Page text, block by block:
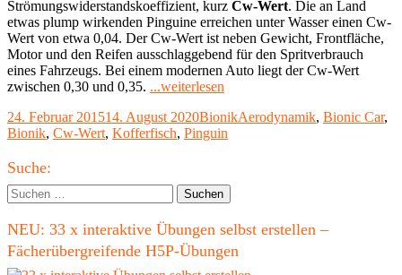
Strömungswiderstandskoeffizient, kurz Cw-Wert. Die an Land
etwas plump wirkenden Pinguine erreichen unter Wasser einen Cw-
Wert von etwa 0,04. Der Cw-Wert ist neben Gewicht, Frontfläche,
Motor und den Reifen ausschlaggebend für den Spritverbrauch
eines Fahrzeugs. Bei einem modernen Auto liegt der Cw-Wert
zwischen 0,30 und 0,35. ...weiterlesen
Veröffentlicht
am
24. Februar 201514. August 2020Kategorien
BionikSchlagwörter
Aerodynamik, Bionic Car,
Bionik, Cw-Wert, Kofferfisch, Pinguin
Haupt-
Seitenleiste
Suche:
Suchen
nach:
NEU: 33 x interaktive Übungen selbst erstellen –
Fächerübergreifende H5P-Übungen